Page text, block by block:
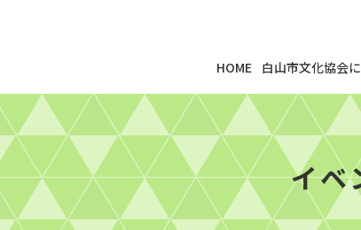
HOME 白山市文化協会
イベ